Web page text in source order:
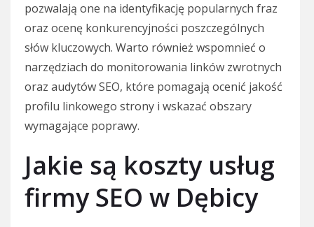
pozwalają one na identyfikację popularnych fraz
oraz ocenę konkurencyjności poszczególnych
słów kluczowych. Warto również wspomnieć o
narzędziach do monitorowania linków zwrotnych
oraz audytów SEO, które pomagają ocenić jakość
profilu linkowego strony i wskazać obszary
wymagające poprawy.
Jakie są koszty usług
firmy SEO w Dębicy